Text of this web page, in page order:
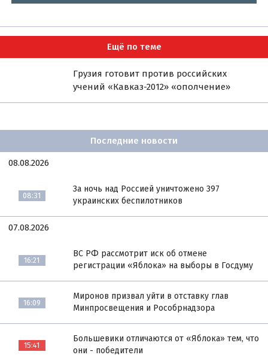
Ещё по теме
Грузия готовит против российских
учений «Кавказ-2012» «ополчение»
Последние новости
08.08.2026
08:31
За ночь над Россией уничтожено 397
украинских беспилотников
07.08.2026
16:21
ВС РФ рассмотрит иск об отмене
регистрации «Яблока» на выборы в Госдуму
16:09
Миронов призвал уйти в отставку глав
Минпросвещения и Рособрнадзора
15:41
Большевики отличаются от «Яблока» тем, что
они - победители